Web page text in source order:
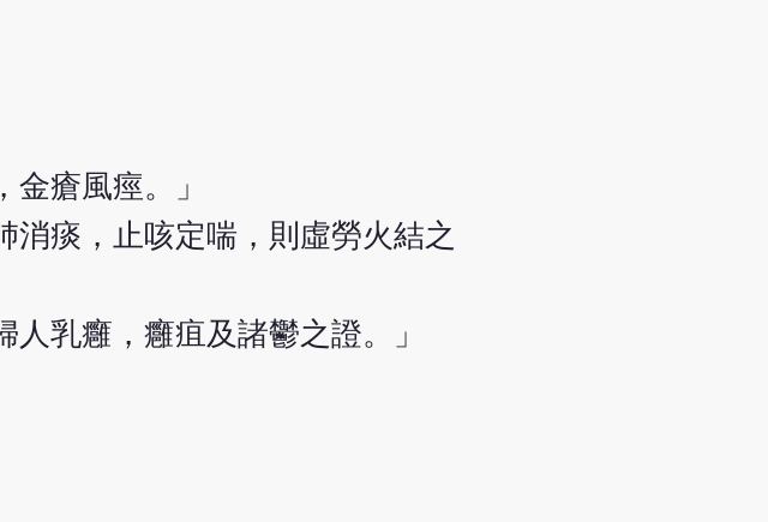
瘡風痙。」
消痰，止咳定喘，則虛勞火結之
乳癰，癰疽及諸鬱之證。」